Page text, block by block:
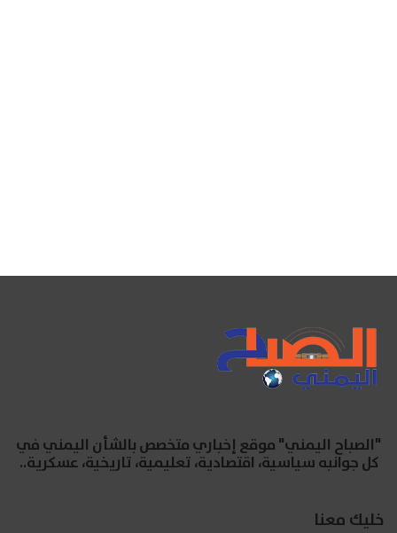
"الصباح اليمني" موقع إخباري متخصص بالشأن اليمني في
كل جوانبه سياسية، اقتصادية، تعليمية، تاريخية، عسكرية..
خليك معنا